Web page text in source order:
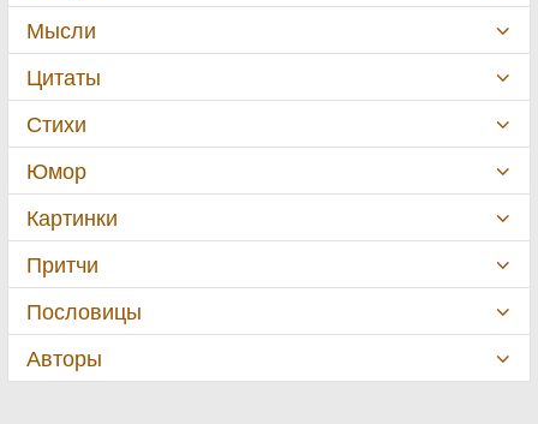
Мысли
Цитаты
Стихи
Юмор
Картинки
Притчи
Пословицы
Авторы